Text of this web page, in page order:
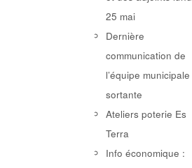
25 mai
Dernière
communication de
l’équipe municipale
sortante
Ateliers poterie Es
Terra
Info économique :